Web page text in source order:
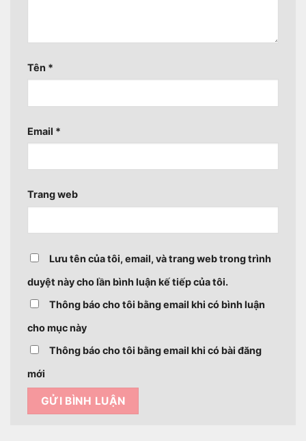
Tên *
Email *
Trang web
Lưu tên của tôi, email, và trang web trong trình
duyệt này cho lần bình luận kế tiếp của tôi.
Thông báo cho tôi bằng email khi có bình luận
cho mục này
Thông báo cho tôi bằng email khi có bài đăng
mới